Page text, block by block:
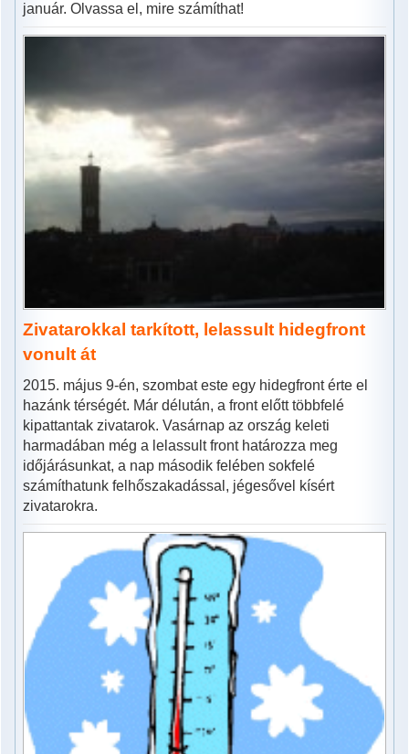
január. Olvassa el, mire számíthat!
Zivatarokkal tarkított, lelassult hidegfront
vonult át
2015. május 9-én, szombat este egy hidegfront érte el
hazánk térségét. Már délután, a front előtt többfelé
kipattantak zivatarok. Vasárnap az ország keleti
harmadában még a lelassult front határozza meg
időjárásunkat, a nap második felében sokfelé
számíthatunk felhőszakadással, jégesővel kísért
zivatarokra.